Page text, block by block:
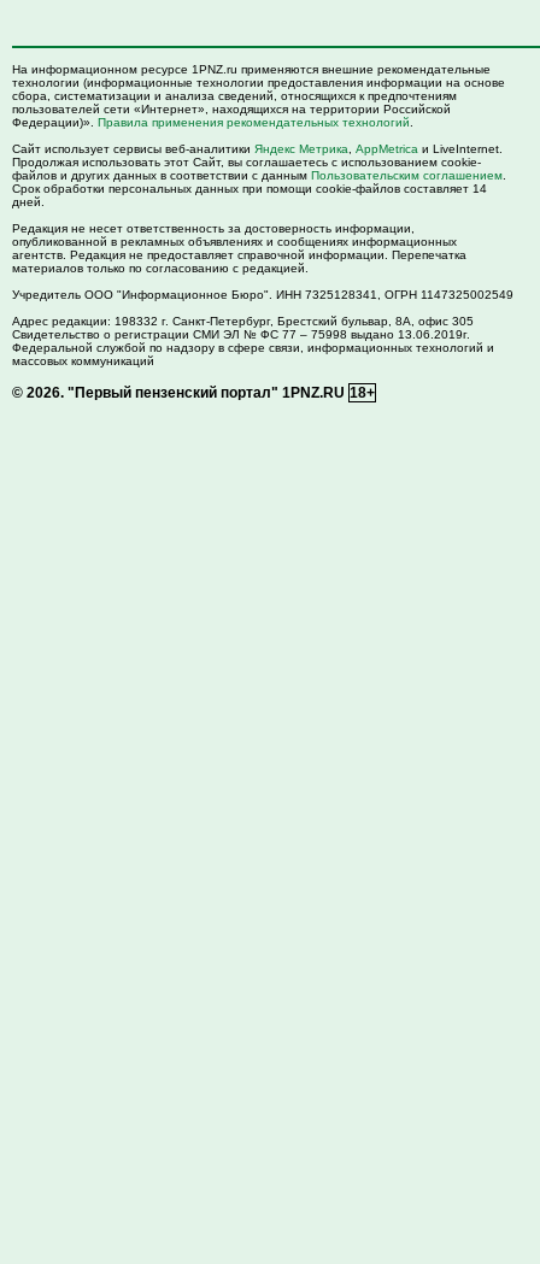
На информационном ресурсе 1PNZ.ru применяются внешние рекомендательные
технологии (информационные технологии предоставления информации на основе
сбора, систематизации и анализа сведений, относящихся к предпочтениям
пользователей сети «Интернет», находящихся на территории Российской
Федерации)». Правила применения рекомендательных технологий
Сайт использует сервисы веб-аналитики Яндекс Метрика AppMetrica и LiveInternet.
Продолжая использовать этот Сайт, вы соглашаетесь с использованием cookie-
файлов и других данных в соответствии с данным Пользовательским соглашением
Срок обработки персональных данных при помощи cookie-файлов составляет 14
дней.
Редакция не несет ответственность за достоверность информации,
опубликованной в рекламных объявлениях и сообщениях информационных
агентств. Редакция не предоставляет справочной информации. Перепечатка
материалов только по согласованию с редакцией.
Учредитель ООО "Информационное Бюро". ИНН 7325128341, ОГРН 1147325002549
Адрес редакции: 198332 г. Санкт-Петербург, Брестский бульвар, 8А, офис 305
Свидетельство о регистрации СМИ ЭЛ № ФС 77 – 75998 выдано 13.06.2019г.
Федеральной службой по надзору в сфере связи, информационных технологий и
массовых коммуникаций
© 2026. "Первый пензенский портал" 1PNZ.RU 18+